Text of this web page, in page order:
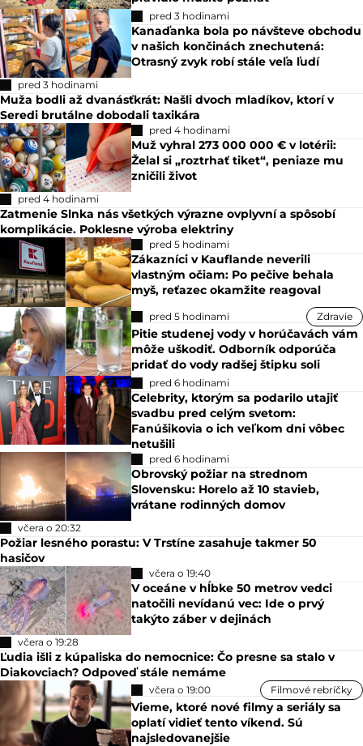
pred 3 hodinami
Kanaďanka bola po návšteve obchodu
v našich končinách znechutená:
Otrasný zvyk robí stále veľa ľudí
pred 3 hodinami
Muža bodli až dvanásťkrát: Našli dvoch mladíkov, ktorí v
Seredi brutálne dobodali taxikára
pred 4 hodinami
Muž vyhral 273 000 000 € v lotérii:
Želal si „roztrhať tiket“, peniaze mu
zničili život
pred 4 hodinami
Zatmenie Slnka nás všetkých výrazne ovplyvní a spôsobí
komplikácie. Poklesne výroba elektriny
pred 5 hodinami
Zákazníci v Kauflande neverili
vlastným očiam: Po pečive behala
myš, reťazec okamžite reagoval
pred 5 hodinami Zdravie
Pitie studenej vody v horúčavách vám
môže uškodiť. Odborník odporúča
pridať do vody radšej štipku soli
pred 6 hodinami
Celebrity, ktorým sa podarilo utajiť
svadbu pred celým svetom:
Fanúšikovia o ich veľkom dni vôbec
netušili
pred 6 hodinami
Obrovský požiar na strednom
Slovensku: Horelo až 10 stavieb,
vrátane rodinných domov
včera o 20:32
Požiar lesného porastu: V Trstíne zasahuje takmer 50
hasičov
včera o 19:40
V oceáne v hĺbke 50 metrov vedci
natočili nevídanú vec: Ide o prvý
takýto záber v dejinách
včera o 19:28
Ľudia išli z kúpaliska do nemocnice: Čo presne sa stalo v
Diakovciach? Odpoveď stále nemáme
včera o 19:00 Filmové rebríčky
Vieme, ktoré nové filmy a seriály sa
oplatí vidieť tento víkend. Sú
najsledovanejšie